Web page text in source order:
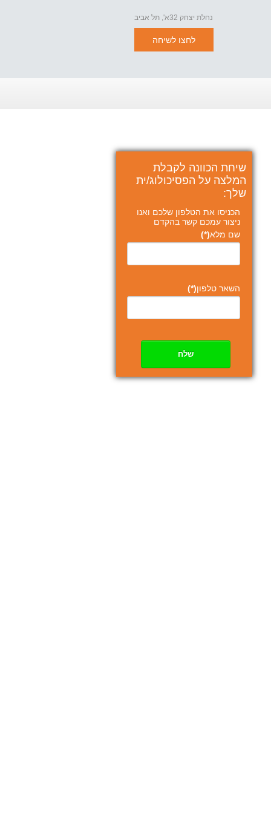
נחלת יצחק 32א', תל אביב
לחצו לשיחה
שיחת הכוונה לקבלת
המלצה על הפסיכולוג/ית
שלך:
הכניסו את הטלפון שלכם ואנו
ניצור עמכם קשר בהקדם
שם מלא(*)
השאר טלפון(*)
שלח